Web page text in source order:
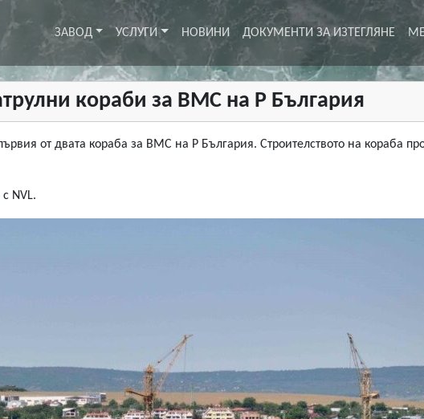
ЗАВОД УСЛУГИ НОВИНИ ДОКУМЕНТИ ЗА ИЗТЕГЛЯНЕ
кораби за ВМС на Р България
от двата кораба за ВМС на Р България. Строителството на кораба
NVL.